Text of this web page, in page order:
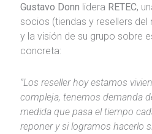
Gustavo Donn lidera RETEC,
socios (tiendas y resellers
y la visión de su grupo sobre
concreta:
”Los reseller hoy estamos
compleja, tenemos demanda
medida que pasa el tiempo
reponer y si logramos hacerlo